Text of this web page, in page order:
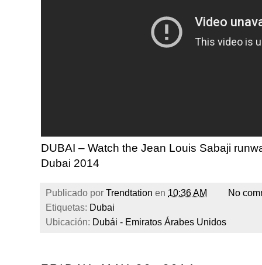
DUBAI – Watch the Jean Louis Sabaji
Dubai 2014
Publicado por Trendtation en 10:36 AM
No
Etiquetas: Dubai
Ubicación: Dubái - Emiratos Árabes Unidos